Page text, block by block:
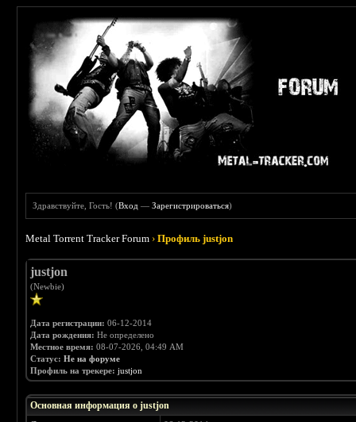
Здравствуйте, Гость! (Вход —Зарегистрироваться)
Metal Torrent Tracker Forum ›Профиль justjon
justjon
(Newbie)
Дата регистрации: 06-12-2014
Дата рождения: Не определено
Местное время: 08-07-2026, 04:49 AM
Статус: Не на форуме
Профиль на трекере: justjon
Основная информация о justjon